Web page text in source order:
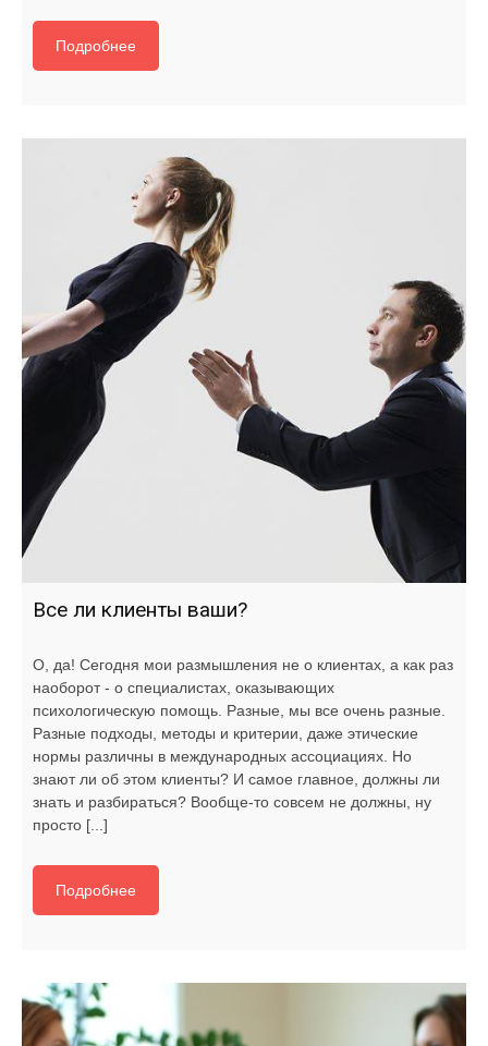
Подробнее
Все ли клиенты ваши?
О, да! Сегодня мои размышления не о клиентах, а как раз
наоборот - о специалистах, оказывающих
психологическую помощь. Разные, мы все очень разные.
Разные подходы, методы и критерии, даже этические
нормы различны в международных ассоциациях. Но
знают ли об этом клиенты? И самое главное, должны ли
знать и разбираться? Вообще-то совсем не должны, ну
просто [...]
Подробнее